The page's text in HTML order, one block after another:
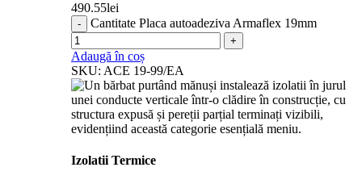
490.55lei
Cantitate Placa autoadeziva Armaflex 19mm
Adaugă în coș
SKU: ACE 19-99/EA
Izolatii Termice